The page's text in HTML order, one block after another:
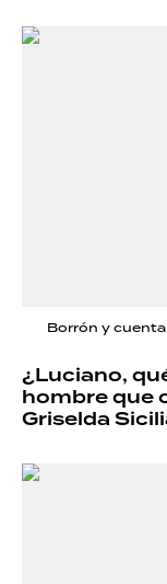
Borrón y
¿Luciano,
hombre que
Griselda